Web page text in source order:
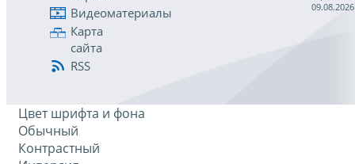
Видеоматериалы
Карта
сайта
RSS
09.08.2026
Цвет шрифта и фона
Обычный
Контрастный